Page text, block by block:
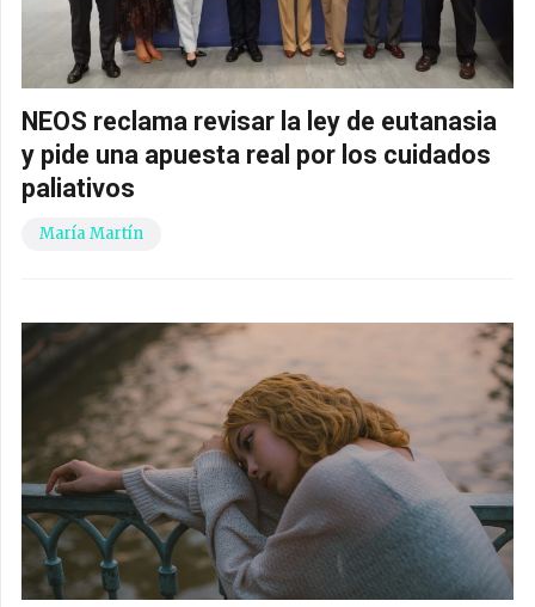
NEOS reclama revisar la ley de eutanasia
y pide una apuesta real por los cuidados
paliativos
María Martín